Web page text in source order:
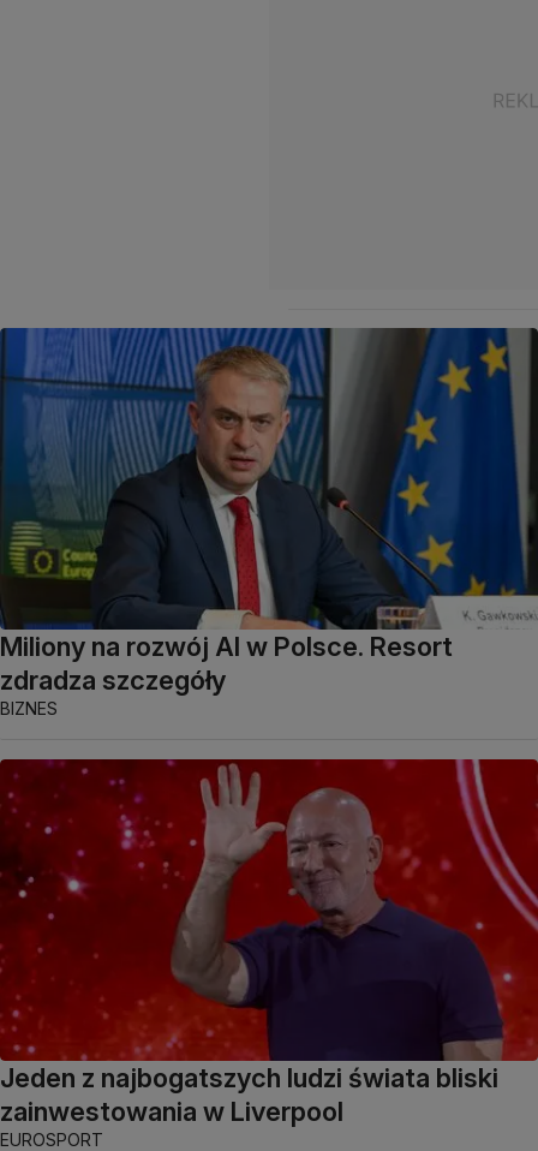
Miliony na rozwój AI w Polsce. Resort
zdradza szczegóły
BIZNES
Jeden z najbogatszych ludzi świata bliski
zainwestowania w Liverpool
EUROSPORT